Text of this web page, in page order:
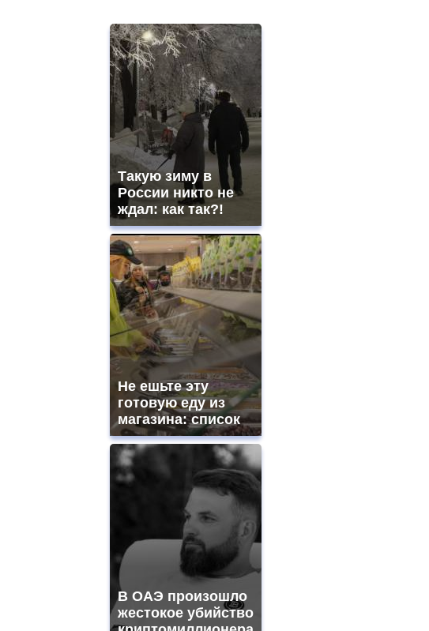
Такую зиму в
России никто не
ждал: как так?!
Не ешьте эту
готовую еду из
магазина: список
В ОАЭ произошло
жестокое убийство